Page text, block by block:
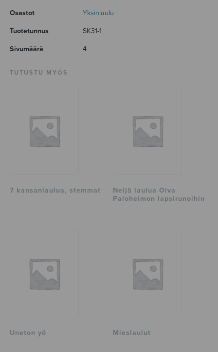
Osastot Yksinlaulu
Tuotetunnus SK31-1
Sivumäärä 4
TUTUSTU MYÖS
7 kansanlaulua, stemmat
Neljä laulua Oiva
Paloheimon lapsirunoihin
Uneton yö Mieslaulut